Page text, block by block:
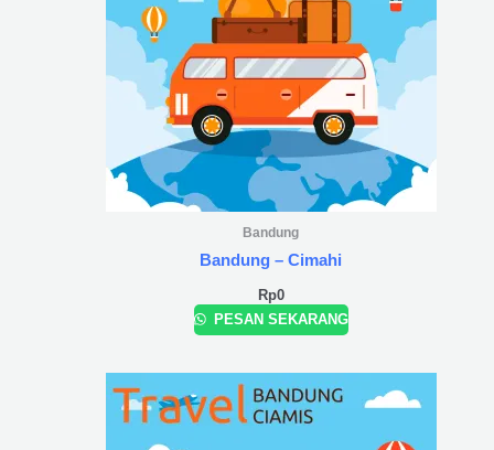
Bandung
Bandung – Cimahi
Rp0
PESAN SEKARANG